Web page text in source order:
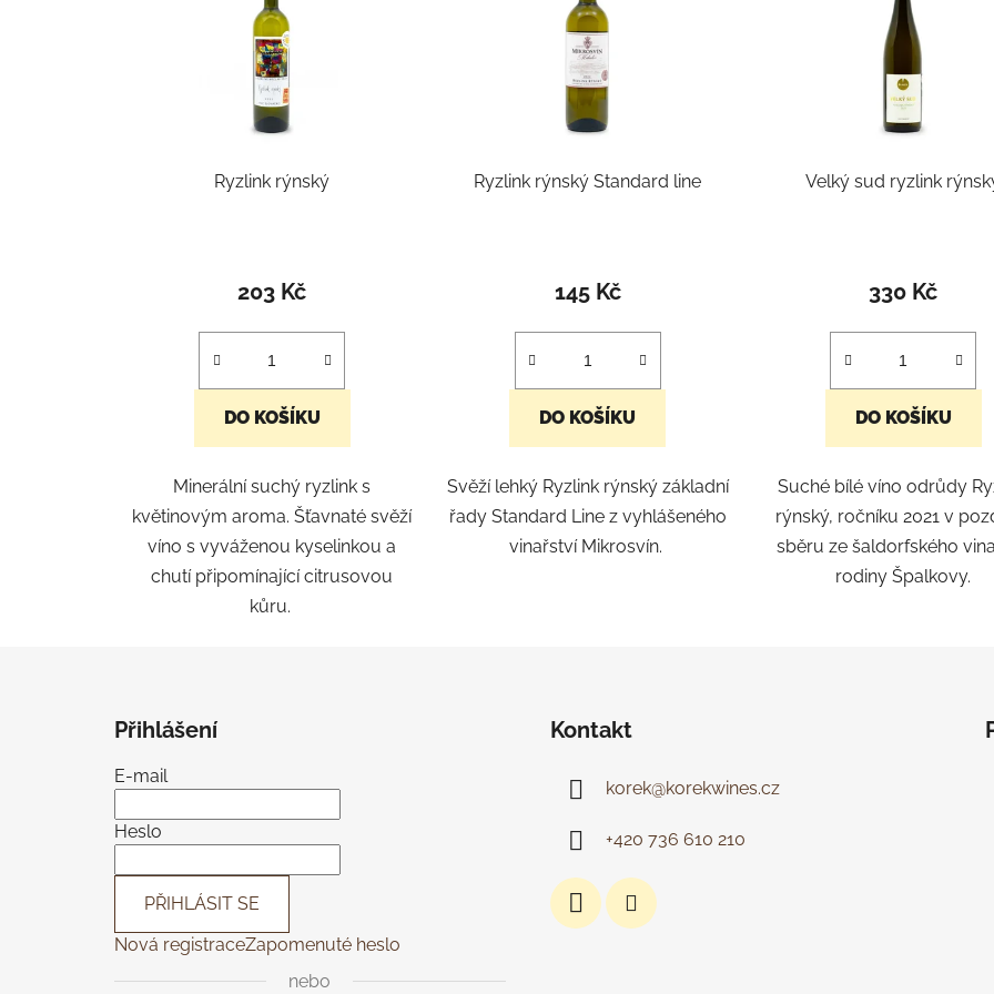
Ryzlink rýnský
203 Kč
DO KOŠÍKU
Minerální suchý ryzlink s
květinovým aroma. Šťavnaté svěží
víno s vyváženou kyselinkou a
chutí připomínající citrusovou
kůru.
Ryzlink rýnský Standard line
145 Kč
DO KOŠÍKU
Svěží lehký Ryzlink rýnský základní
řady Standard Line z vyhlášeného
vinařství Mikrosvín.
Velký sud ryzlink
330 Kč
DO KOŠÍKU
Suché bílé víno odrůdy
rýnský, ročníku 2021 v
sběru ze šaldorfského
rodiny Špalkovy.
Přihlášení
E-mail
Heslo
PŘIHLÁSIT SE
Nová registraceZapomenuté heslo
nebo
Kontakt
korek@korekwines.cz
+420 736 610 210